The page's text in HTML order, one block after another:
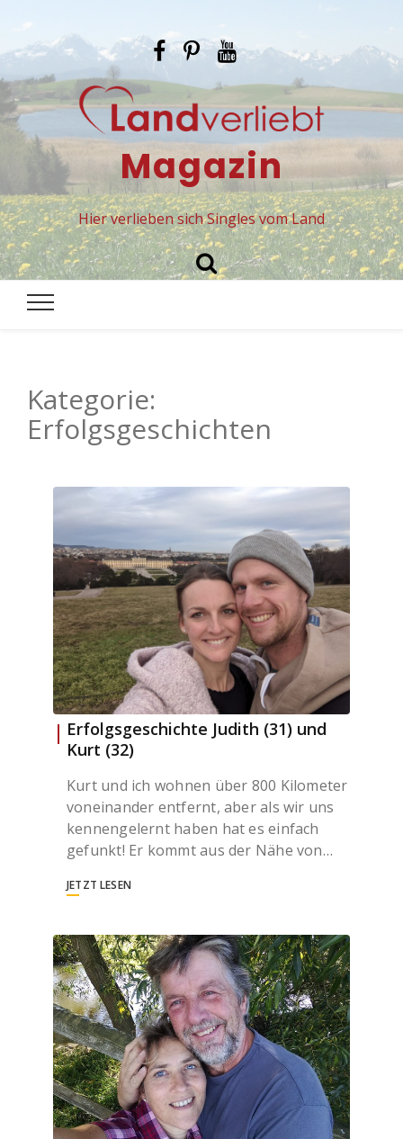
Magazin
Hier verlieben sich Singles vom Land
Kategorie:
Erfolgsgeschichten
Erfolgsgeschichte Judith (31) und
Kurt (32)
Kurt und ich wohnen über 800 Kilometer
voneinander entfernt, aber als wir uns
kennengelernt haben hat es einfach
gefunkt! Er kommt aus der Nähe von…
JETZT LESEN